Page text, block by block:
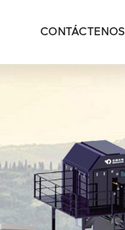
CONTÁCTENOS